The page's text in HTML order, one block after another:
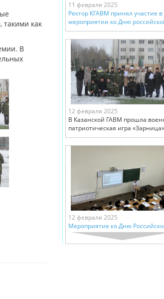
как
В
11 февраля 2025
Ректор КГАВМ принял участие в
мероприятии ко Дню
12 февраля 2025
В Казанской ГАВМ прошла
патриотическая игра «Зарница»
12 февраля 2025
Мероприятие ко Дню